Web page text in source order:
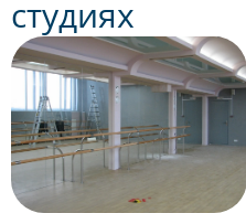
студиях